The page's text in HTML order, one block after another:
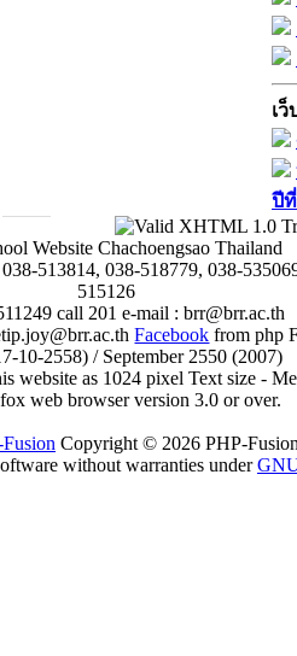
เว็
ปี
Website Chachoengsao Thailand
513814, 038-518779, 038-
515126
call 201 e-mail : brr@brr.ac.th
Facebook from php
10-2558) / September 2550 (2007)
website as 1024 pixel Text size -
web browser version 3.0 or over.
Copyright © 2026 PHP-
without warranties under